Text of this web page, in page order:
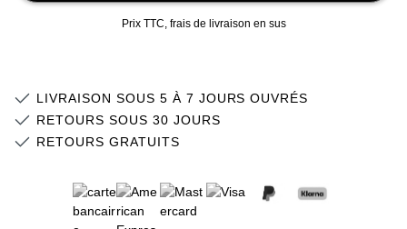
S Stock faible
Prix TTC, frais de livraison en sus
LIVRAISON SOUS 5 À 7 JOURS OUVRÉS
RETOURS SOUS 30 JOURS
RETOURS GRATUITS